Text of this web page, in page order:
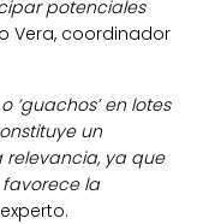
potenciales
Vera, coordinador
‘guachos’ en lotes
un
ya que
favorece la